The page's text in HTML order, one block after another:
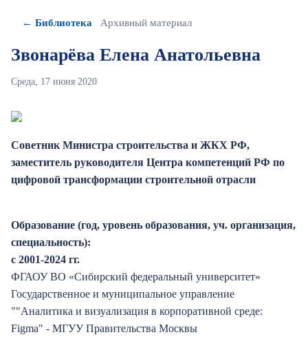
← Библиотека Архивный материал
Звонарёва Елена Анатольевна
Среда, 17 июня 2020
Советник Министра строительства и ЖКХ РФ,
заместитель руководителя Центра компетенций РФ по
цифровой трансформации строительной отрасли
Образование (год, уровень образования, уч. организация,
специальность):
с 2001-2024 гг.
ФГАОУ ВО «Сибирский федеральный университет»
Государственное и муниципальное управление
""Аналитика и визуализация в корпоративной среде:
Figma" - МГУУ Правительства Москвы